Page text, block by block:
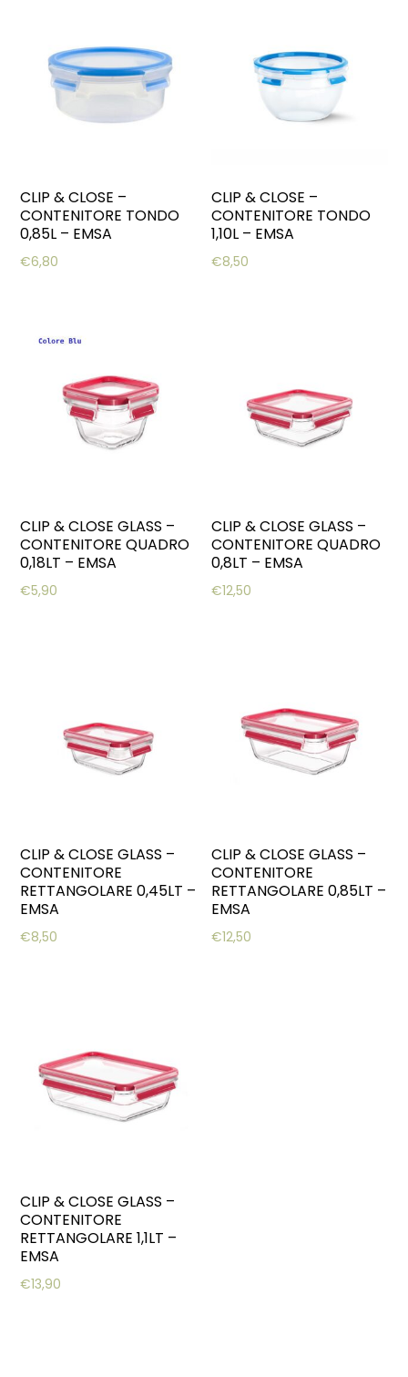
CLIP & CLOSE –
CONTENITORE TONDO
0,85L – EMSA
€6,80
CLIP & CLOSE –
CONTENITORE TONDO
1,10L – EMSA
€8,50
CLIP & CLOSE GLASS –
CONTENITORE QUADRO
0,18LT – EMSA
€5,90
CLIP & CLOSE GLASS –
CONTENITORE QUADRO
0,8LT – EMSA
€12,50
CLIP & CLOSE GLASS –
CONTENITORE
RETTANGOLARE 0,45LT –
EMSA
€8,50
CLIP & CLOSE GLASS –
CONTENITORE
RETTANGOLARE 0,85LT –
EMSA
€12,50
CLIP & CLOSE GLASS –
CONTENITORE
RETTANGOLARE 1,1LT –
EMSA
€13,90